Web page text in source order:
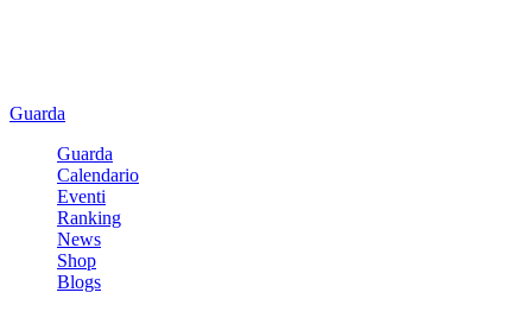
Guarda
Guarda
Calendario
Eventi
Ranking
News
Shop
Blogs